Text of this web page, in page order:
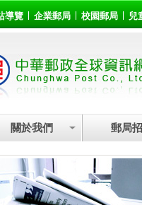
導覽 企業郵局 校園郵局 兒
關於我們 郵局